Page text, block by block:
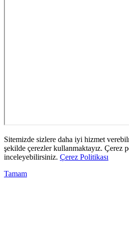
Sitemizde sizlere daha iyi hizmet
şekilde çerezler kullanmaktayız. Çerez
inceleyebilirsiniz. Çerez Politikası
Tamam